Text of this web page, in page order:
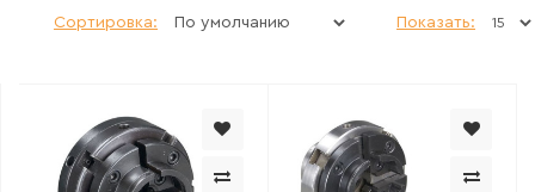
Сортировка: Показать: